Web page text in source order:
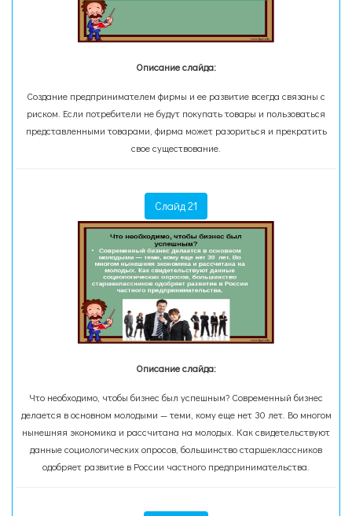
Описание слайда:
Создание предпринимателем фирмы и ее развитие всегда связаны с
риском. Если потребители не будут покупать товары и пользоваться
представленными товарами, фирма может разориться и прекратить
свое существование.
Слайд 21
Описание слайда:
Что необходимо, чтобы бизнес был успешным? Современный бизнес
делается в основном молодыми — теми, кому еще нет 30 лет. Во многом
нынешняя экономика и рассчитана на молодых. Как свидетельствуют
данные социологических опросов, большинство старшеклассников
одобряет развитие в России частного предпринимательства.